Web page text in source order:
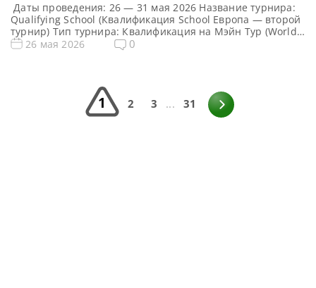
Даты проведения: 26 — 31 мая 2026 Название турнира:
Qualifying School (Квалификация School Европа — второй
турнир) Тип турнира: Квалификация на Мэйн Тур (World
Snooker Tour) Арена: Mattioli Arena Место проведения
(ПОБЕДИТЕЛИ) каждого из […]
26 мая 2026 0
1 2 3 ... 31